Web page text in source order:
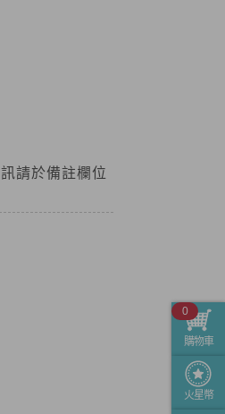
請於備註欄位
購物車
0
火星幣